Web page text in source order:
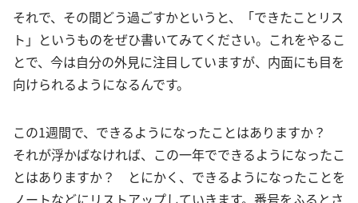
それで、その間どう過ごすかというと、「できたことリス
ト」というものをぜひ書いてみてください。これをやるこ
とで、今は自分の外見に注目していますが、内面にも目を
向けられるようになるんです。
この1週間で、できるようになったことはありますか？
それが浮かばなければ、この一年でできるようになったこ
とはありますか？ とにかく、できるようになったことを
ノートなどにリストアップしていきます。番号をふるとさ